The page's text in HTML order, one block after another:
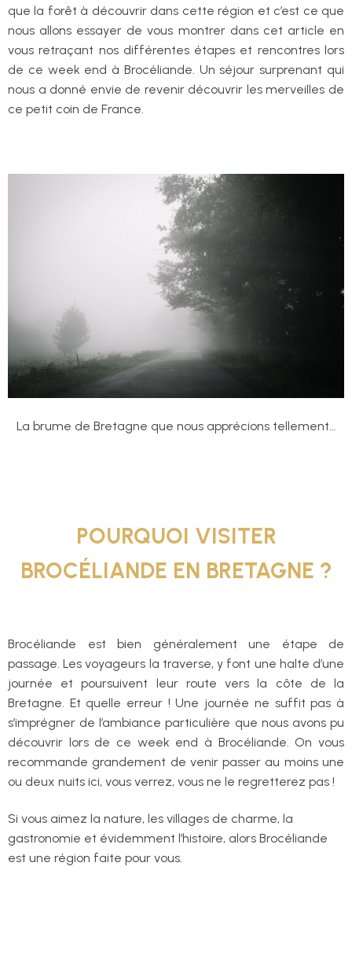
que la forêt à découvrir dans cette région et c’est ce que
nous allons essayer de vous montrer dans cet article en
vous retraçant nos différentes étapes et rencontres lors
de ce week end à Brocéliande. Un séjour surprenant qui
nous a donné envie de revenir découvrir les merveilles de
ce petit coin de France.
La brume de Bretagne que nous apprécions tellement…
POURQUOI VISITER
BROCÉLIANDE EN BRETAGNE ?
Brocéliande est bien généralement une étape de
passage. Les voyageurs la traverse, y font une halte d’une
journée et poursuivent leur route vers la côte de la
Bretagne. Et quelle erreur ! Une journée ne suffit pas à
s’imprégner de l’ambiance particulière que nous avons pu
découvrir lors de ce week end à Brocéliande. On vous
recommande grandement de venir passer au moins une
ou deux nuits ici, vous verrez, vous ne le regretterez pas !
Si vous aimez la nature, les villages de charme, la
gastronomie et évidemment l’histoire, alors Brocéliande
est une région faite pour vous.